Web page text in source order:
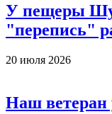
У пещеры
"перепись"
20 июля 2026
Наш ветеран